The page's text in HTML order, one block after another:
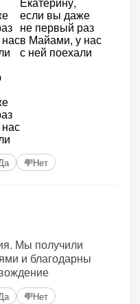
Нет
Мы получили
и благодарны
Нет